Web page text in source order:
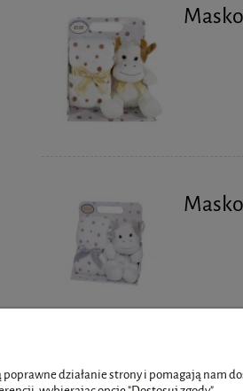
działanie strony i pomagają nam